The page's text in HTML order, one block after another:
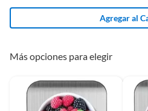
Peso máximo
5
Garantía
Agregar al
Más opciones para elegir